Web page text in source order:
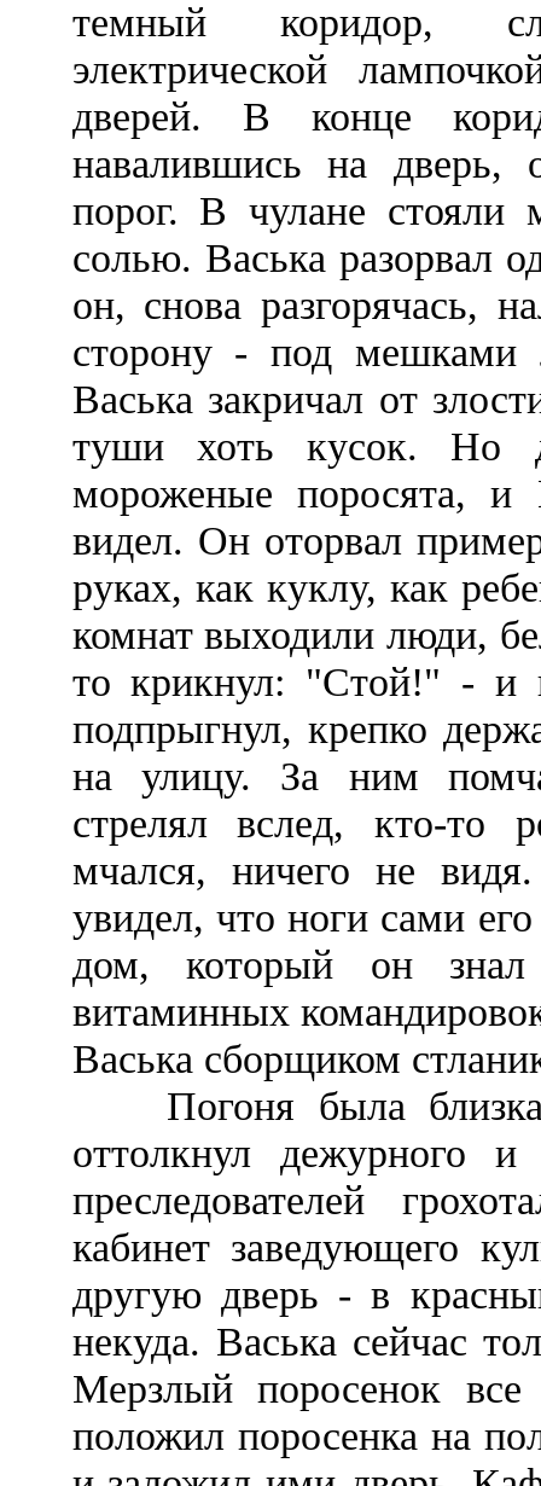
темный коридор,
электрической
дверей. В конце
навалившись на дверь,
порог. В чулане
солью. Васька разорвал
он, снова разгорячась,
сторону - под мешками
Васька закричал от
туши хоть кусок. Но
мороженые поросята,
видел. Он оторвал
руках, как куклу, как
комнат выходили люди,
то крикнул: "Стой!" - и
подпрыгнул, крепко
на улицу. За ним
стрелял вслед, кто-то
мчался, ничего не
увидел, что ноги сами
дом, который он
витаминных
Васька сборщиком
Погоня была близка.
оттолкнул дежурного
преследователей
кабинет заведующего
другую дверь - в
некуда. Васька сейчас
Мерзлый поросенок
положил поросенка на